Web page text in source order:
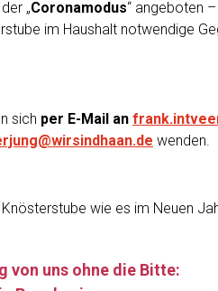
„Coronamodus“ angeboten
im Haushalt notwendige
sich per E-Mail an
wenden.
wie es im Neuen
von uns ohne die Bitte: